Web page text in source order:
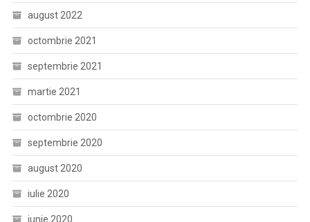
august 2022
octombrie 2021
septembrie 2021
martie 2021
octombrie 2020
septembrie 2020
august 2020
iulie 2020
iunie 2020